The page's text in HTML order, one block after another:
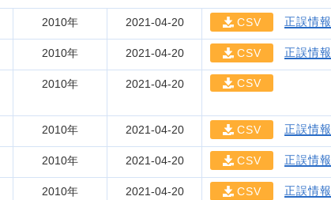
2010年 2021-04-20 CSV 正誤情報
2010年 2021-04-20 CSV 正誤情報
2010年 2021-04-20 CSV
2010年 2021-04-20 CSV 正誤情報
2010年 2021-04-20 CSV 正誤情報
2010年 2021-04-20 CSV 正誤情報